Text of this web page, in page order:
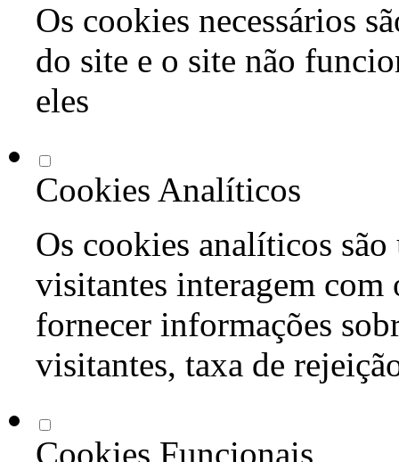
Os cookies necessários
do site e o site não
eles
Cookies Analíticos
Os cookies analíticos são
visitantes interagem com
fornecer informações
visitantes, taxa de
Cookies Funcionais